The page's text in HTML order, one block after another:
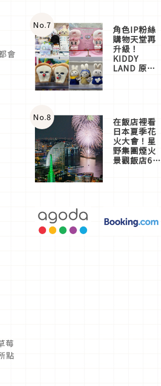
會
莓
點
一同給出了
答案
No.7 角色IP粉絲
購物天堂再
升級！
KIDDY
LAND 原宿
店3分即達
No.8 在飯店裡看
日本夏季花
火大會！星
野集團煙火
景觀飯店6